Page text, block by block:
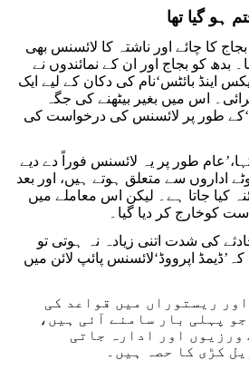
کا چائے اور ناشتہ کا لائسنس بھی
بدھ کو بجاج اور ان کے نمائندوں نے
اینڈ بائٹس‘نام کی دکان کے لیے ایک
اس میں بغیر بیٹھنے کی جگہ
طور پر لائسنس کی درخواست کی
طور پر یہ لائسنس فوراً دے دیے
اداروں سے متعلق ہوتے ہیں، اور بعد
کیا جاتا ہے۔ لیکن اس معاملے میں
کی شدت اتنی زیادہ نہ ہوتی تو
اپرووڈ‘لائسنس پائپ لائن میں
ریستوراں میں قواعد کی
جو پہلی بار سامنے آئی ہیں،
ورزیوں اور ادارہ جاتی
کڑی کا حصہ ہیں۔